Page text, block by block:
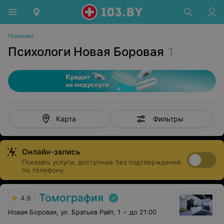
Психолог
Психологи Новая Боровая 1
Карта Фильтры
Онлайн-запись
Показать услуги, доступные без подтверждения
по телефону
4.9 Томография
Новая Боровая, ул. Братьев Райт, 1 до 21:00